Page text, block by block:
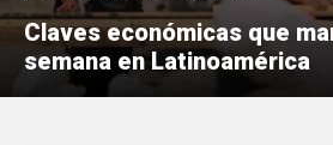
Claves económicas que
semana en Latinoamérica